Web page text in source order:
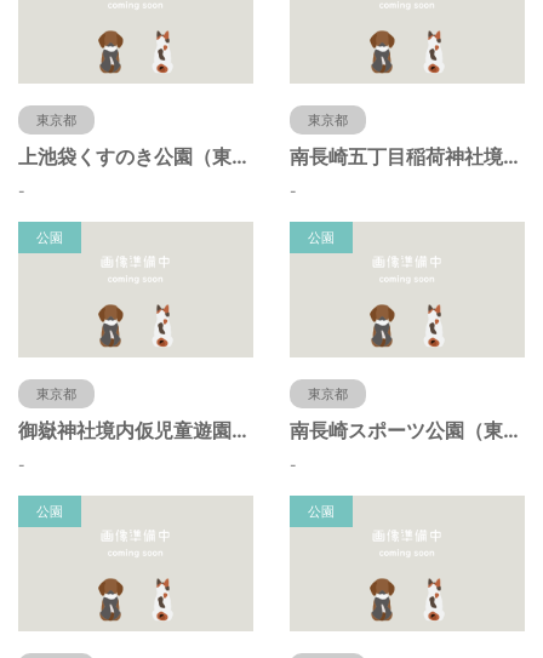
東京都
上池袋くすのき公園（東京都豊島区）
-
東京都
南長崎五丁目稲荷神社境内仮児童遊園（東京都豊島区）
-
公園
東京都
御嶽神社境内仮児童遊園（東京都豊島区）
-
公園
東京都
南長崎スポーツ公園（東京都豊島区）
-
公園 公園